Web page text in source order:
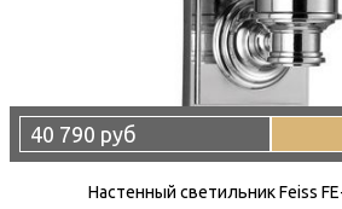
40 790 руб
Настенный светильник Feiss